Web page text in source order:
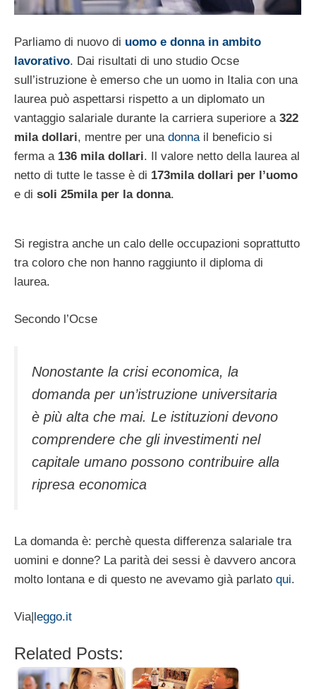
Parliamo di nuovo di uomo e donna in ambito
lavorativo. Dai risultati di uno studio Ocse
sull’istruzione è emerso che un uomo in Italia con una
laurea può aspettarsi rispetto a un diplomato un
vantaggio salariale durante la carriera superiore a 322
mila dollari, mentre per una donnail beneficio si
ferma a 136 mila dollari. Il valore netto della laurea al
netto di tutte le tasse è di 173mila dollari per l’uomo
e di soli 25mila per la donna.
Si registra anche un calo delle occupazioni soprattutto
tra coloro che non hanno raggiunto il diploma di
laurea.
Secondo l’Ocse
Nonostante la crisi economica, la
domanda per un’istruzione universitaria
è più alta che mai. Le istituzioni devono
comprendere che gli investimenti nel
capitale umano possono contribuire alla
ripresa economica
La domanda è: perchè questa differenza salariale tra
uomini e donne? La parità dei sessi è davvero ancora
molto lontana e di questo ne avevamo già parlato qui.
Via|leggo.it
Related Posts: